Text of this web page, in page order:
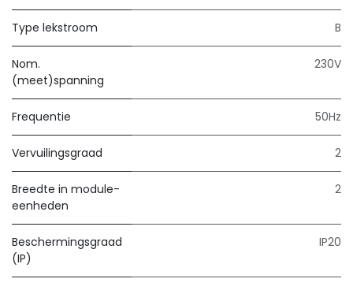
Type lekstroom B
Nom.
(meet)spanning
230V
Frequentie 50Hz
Vervuilingsgraad 2
Breedte in module-
eenheden
2
Beschermingsgraad
(IP)
IP20